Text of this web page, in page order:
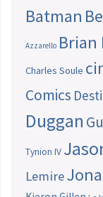
Batman
Azzarello Brian
Charles Soule
Comics
Duggan
Tynion IV
Lemire